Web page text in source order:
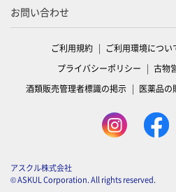
お問い合わせ
ご利用規約 ご利用環境につい
プライバシーポリシー
古物
酒類販売管理者標識の掲示
医薬品の
アスクル株式会社
© ASKUL Corporation. All rights reserved.